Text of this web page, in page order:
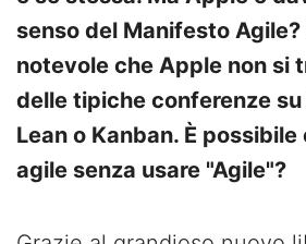
senso del Manifesto
notevole che Apple non si
delle tipiche conferenze su
Lean o Kanban. È
agile senza usare "Agile"?